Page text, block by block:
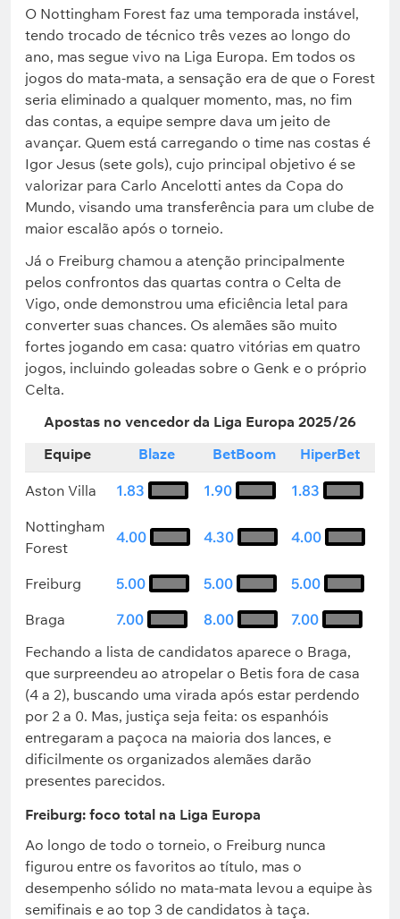
O Nottingham Forest faz uma temporada instável,
tendo trocado de técnico três vezes ao longo do
ano, mas segue vivo na Liga Europa. Em todos os
jogos do mata-mata, a sensação era de que o Forest
seria eliminado a qualquer momento, mas, no fim
das contas, a equipe sempre dava um jeito de
avançar. Quem está carregando o time nas costas é
Igor Jesus (sete gols), cujo principal objetivo é se
valorizar para Carlo Ancelotti antes da Copa do
Mundo, visando uma transferência para um clube de
maior escalão após o torneio.
Já o Freiburg chamou a atenção principalmente
pelos confrontos das quartas contra o Celta de
Vigo, onde demonstrou uma eficiência letal para
converter suas chances. Os alemães são muito
fortes jogando em casa: quatro vitórias em quatro
jogos, incluindo goleadas sobre o Genk e o próprio
Celta.
Apostas no vencedor da Liga Europa 2025/26
Equipe
Blaze BetBoom HiperBet
Aston Villa 1.83 1.90
1.83
Nottingham
Forest
4.00 4.30 4.00
Freiburg 5.00 5.00
5.00
Braga
7.00 8.00
7.00
Fechando a lista de candidatos aparece o Braga,
que surpreendeu ao atropelar o Betis fora de casa
(4 a 2), buscando uma virada após estar perdendo
por 2 a 0. Mas, justiça seja feita: os espanhóis
entregaram a paçoca na maioria dos lances, e
dificilmente os organizados alemães darão
presentes parecidos.
Freiburg: foco total na Liga Europa
Ao longo de todo o torneio, o Freiburg nunca
figurou entre os favoritos ao título, mas o
desempenho sólido no mata-mata levou a equipe às
semifinais e ao top 3 de candidatos à taça.